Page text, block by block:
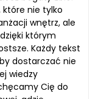
nie tylko
wnętrz, ale
którym
Każdy tekst
dostarczać nie
wiedzy
Cię do